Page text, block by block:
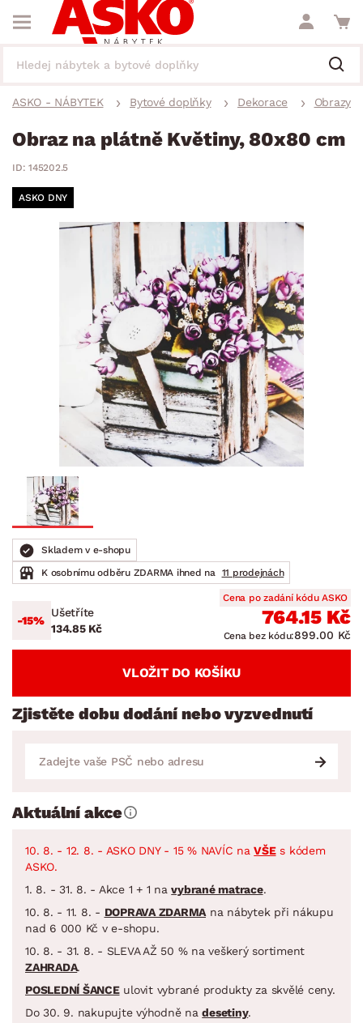
ASKO - NÁBYTEK Bytové doplňky Dekorace Obrazy
Obraz na plátně Květiny, 80x80 cm
ID: 145202.5
ASKO DNY
Skladem v e-shopu
K osobnímu odběru ZDARMA ihned na
11 prodejnách
-15%
Ušetříte
134.85 Kč
Cena po zadání kódu ASKO
764.15 Kč
Cena bez kódu:899.00 Kč
VLOŽIT DO KOŠÍKU
Zjistěte dobu dodání nebo vyzvednutí
Aktuální akce
10. 8. - 12. 8. - ASKO DNY - 15 % NAVÍC naVŠEs kódem
ASKO.
1. 8. - 31. 8. - Akce 1 + 1 navybrané matrace.
10. 8. - 11. 8. - DOPRAVA ZDARMA na nábytek při nákupu
nad 6 000 Kč v e-shopu.
10. 8. - 31. 8. - SLEVA AŽ 50 % na veškerý sortiment
ZAHRADA.
POSLEDNÍ ŠANCEulovit vybrané produkty za skvělé ceny.
Do 30. 9. nakupujte výhodně nadesetiny.